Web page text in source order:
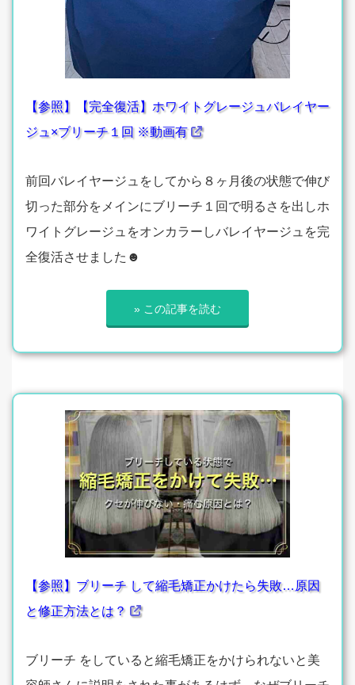
【参照】【完全復活】ホワイトグレージュバレイヤー
ジュ×ブリーチ１回 ※動画有
前回バレイヤージュをしてから８ヶ月後の状態で伸び
切った部分をメインにブリーチ１回で明るさを出しホ
ワイトグレージュをオンカラーしバレイヤージュを完
全復活させました☻
» この記事を読む
【参照】ブリーチ して縮毛矯正かけたら失敗…原因
と修正方法とは？
ブリーチ をしていると縮毛矯正をかけられないと美